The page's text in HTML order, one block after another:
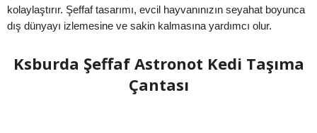
kolaylaştırır. Şeffaf tasarımı, evcil hayvanınızın seyahat boyunca
dış dünyayı izlemesine ve sakin kalmasına yardımcı olur.
Ksburda Şeffaf Astronot Kedi Taşıma
Çantası